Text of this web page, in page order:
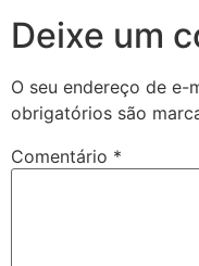
Deixe um
O seu endereço de e-
obrigatórios são
Comentário *